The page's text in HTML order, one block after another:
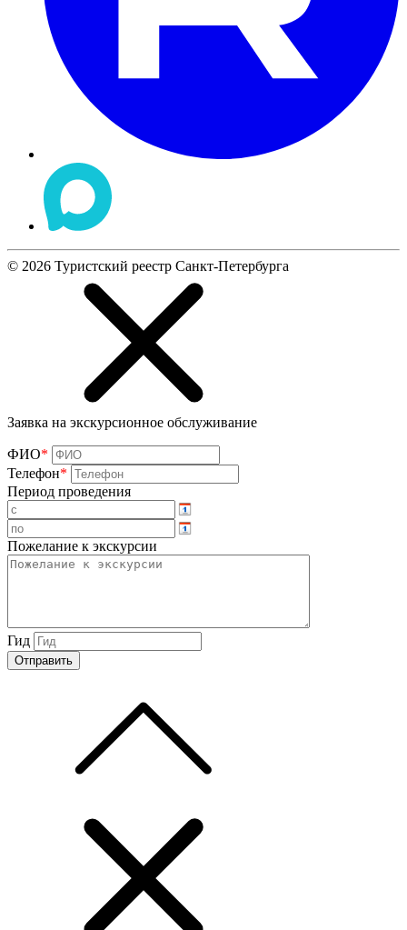
© 2026 Туристский реестр Санкт-Петербурга
Заявка на экскурсионное обслуживание
ФИО*
Телефон*
Период проведения
Пожелание к экскурсии
Гид